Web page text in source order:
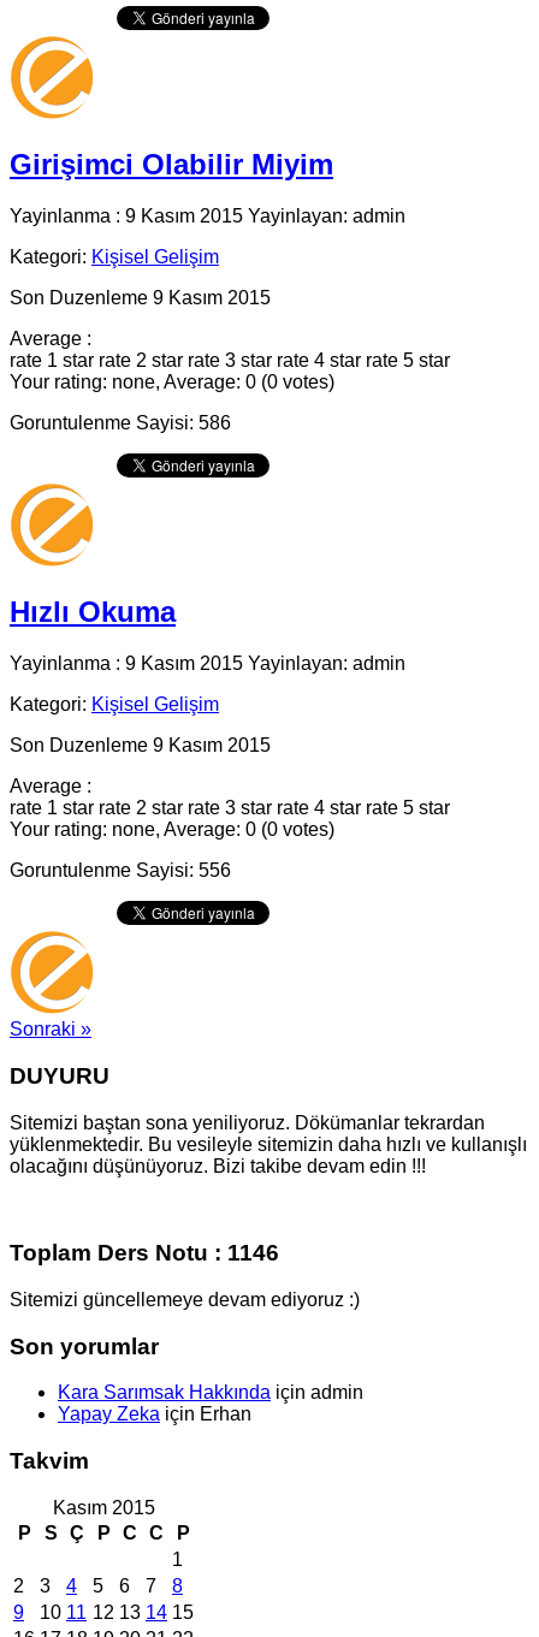
Girişimci Olabilir Miyim
Yayinlanma : 9 Kasım 2015 Yayinlayan: admin
Kategori: Kişisel Gelişim
Son Duzenleme 9 Kasım 2015
Average :
rate 1 star rate 2 star rate 3 star rate 4 star rate 5 star
Your rating: none, Average: 0 (0 votes)
Goruntulenme Sayisi: 586
Hızlı Okuma
Yayinlanma : 9 Kasım 2015 Yayinlayan: admin
Kategori: Kişisel Gelişim
Son Duzenleme 9 Kasım 2015
Average :
rate 1 star rate 2 star rate 3 star rate 4 star rate 5 star
Your rating: none, Average: 0 (0 votes)
Goruntulenme Sayisi: 556
Sonraki »
DUYURU
Sitemizi baştan sona yeniliyoruz. Dökümanlar tekrardan
yüklenmektedir. Bu vesileyle sitemizin daha hızlı ve kullanışlı
olacağını düşünüyoruz. Bizi takibe devam edin !!!
Toplam Ders Notu : 1146
Sitemizi güncellemeye devam ediyoruz :)
Son yorumlar
Kara Sarımsak Hakkında için admin
Yapay Zeka için Erhan
Takvim
Kasım 2015
P
S Ç P C C
P
1
2
3 4 5 6 7
8
9
10 11 12 13 14 15